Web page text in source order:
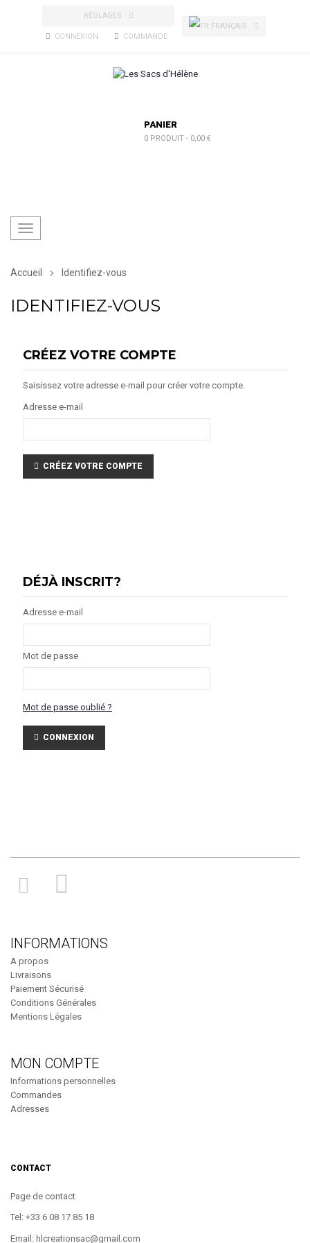
RÉGLAGES
CONNEXION COMMANDE
FRANÇAIS
PANIER
0 PRODUIT - 0,00 €
Toggle
navigation
Accueil Identifiez-vous
IDENTIFIEZ-VOUS
CRÉEZ VOTRE COMPTE
Saisissez votre adresse e-mail pour créer votre compte.
Adresse e-mail
CRÉEZ VOTRE COMPTE
DÉJÀ INSCRIT?
Adresse e-mail
Mot de passe
Mot de passe oublié ?
CONNEXION
INFORMATIONS
A propos
Livraisons
Paiement Sécurisé
Conditions Générales
Mentions Légales
MON COMPTE
Informations personnelles
Commandes
Adresses
CONTACT
Page de contact
Tel: +33 6 08 17 85 18
Email: hlcreationsac@gmail.com